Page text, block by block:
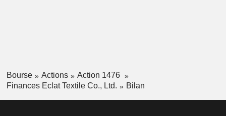
Bourse Actions
Action 1476
Finances Eclat Textile Co., Ltd.
Bilan